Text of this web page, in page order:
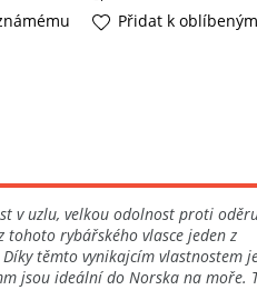
Přidat k oblíbeným
v uzlu, velkou odolnost proti
rybářského vlasce jeden z
těmto vynikajcím vlastnostem
jsou ideální do Norska na moře.